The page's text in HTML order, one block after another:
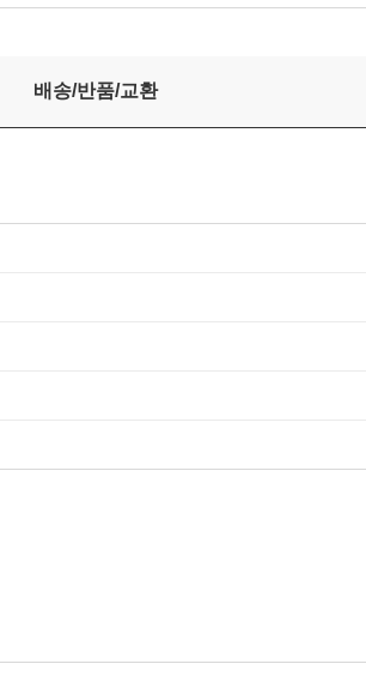
배송/반품/교환